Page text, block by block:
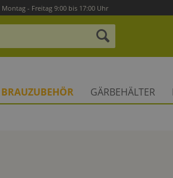
Montag - Freitag 9:00 bis 17:00 Uhr
BRAUZUBEHÖR GÄRBEHÄLTER